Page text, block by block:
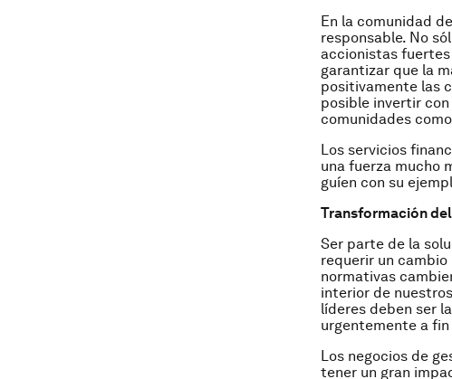
En la comunidad
responsable. No
accionistas fuertes
garantizar que la
positivamente las
posible invertir
comunidades
Los servicios
una fuerza mucho
guíen con su
Transformación
Ser parte de la
requerir un
normativas
interior de
líderes deben ser
urgentemente a
Los negocios de
tener un gran